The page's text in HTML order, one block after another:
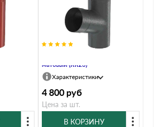
матовый (RR23)
Характеристики
4 800 руб
Цена за шт.
В КОРЗИНУ